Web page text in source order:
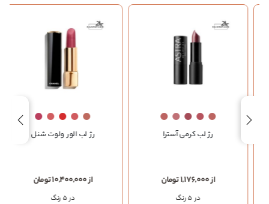
رژ لب کرمی آسترا رژ لب الور ولوت شنل